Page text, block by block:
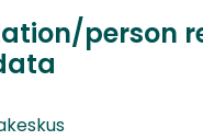
person